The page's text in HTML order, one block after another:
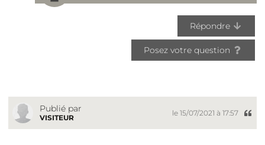
Répondre
Posez votre question
Publié par
VISITEUR
le 15/07/2021 à 17:57